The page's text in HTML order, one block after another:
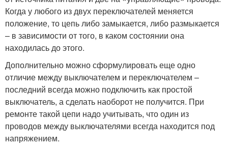
Когда у любого из двух переключателей меняется
положение, то цепь либо замыкается, либо размыкается
– в зависимости от того, в каком состоянии она
находилась до этого.
Дополнительно можно сформулировать еще одно
отличие между выключателем и переключателем –
последний всегда можно подключить как простой
выключатель, а сделать наоборот не получится. При
ремонте такой цепи надо учитывать, что один из
проводов между выключателями всегда находится под
напряжением.